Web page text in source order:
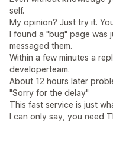
self.
My opinion? Just try it.
I found a "bug" page was
messaged them.
Within a few minutes a
developerteam.
About 12 hours later
"Sorry for the delay"
This fast service is just
I can only say, you need